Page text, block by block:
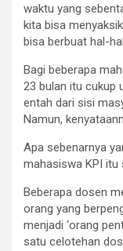
waktu yang
kita bisa
bisa berbuat hal-
Bagi beberapa
23 bulan itu cukup
entah dari sisi
Namun,
Apa sebenarnya
mahasiswa KPI itu
Beberapa dosen
orang yang
menjadi ‘orang
satu celotehan